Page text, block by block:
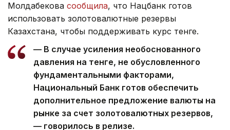
Молдабекова сообщила, что Нацбанк готов
использовать золотовалютные резервы
Казахстана, чтобы поддерживать курс тенге.
— В случае усиления необоснованного
давления на тенге, не обусловленного
фундаментальными факторами,
Национальный Банк готов обеспечить
дополнительное предложение валюты на
рынке за счет золотовалютных резервов,
— говорилось в релизе.